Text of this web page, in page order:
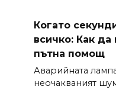
Когато
всичко: Как да
пътна помощ
Аварийната
неочакваният